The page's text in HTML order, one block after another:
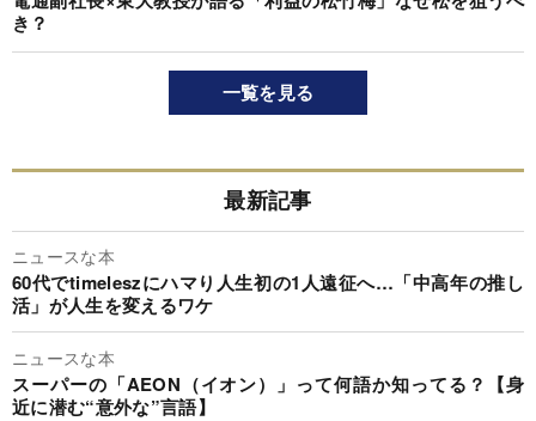
き？
一覧を見る
最新記事
ニュースな本
60代でtimeleszにハマり人生初の1人遠征へ…「中高年の推し
活」が人生を変えるワケ
ニュースな本
スーパーの「AEON（イオン）」って何語か知ってる？【身
近に潜む“意外な”言語】